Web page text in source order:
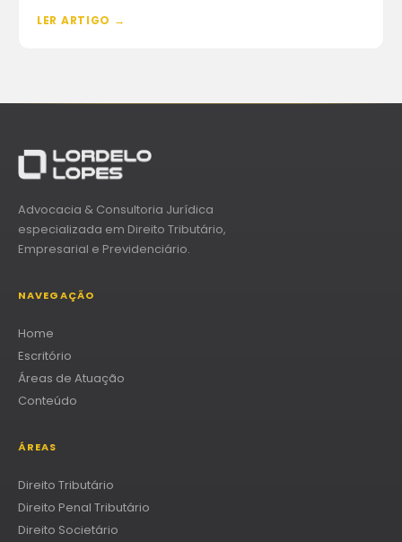
LER ARTIGO →
Advocacia & Consultoria Jurídica
especializada em Direito Tributário,
Empresarial e Previdenciário.
NAVEGAÇÃO
Home
Escritório
Áreas de Atuação
Conteúdo
ÁREAS
Direito Tributário
Direito Penal Tributário
Direito Societário